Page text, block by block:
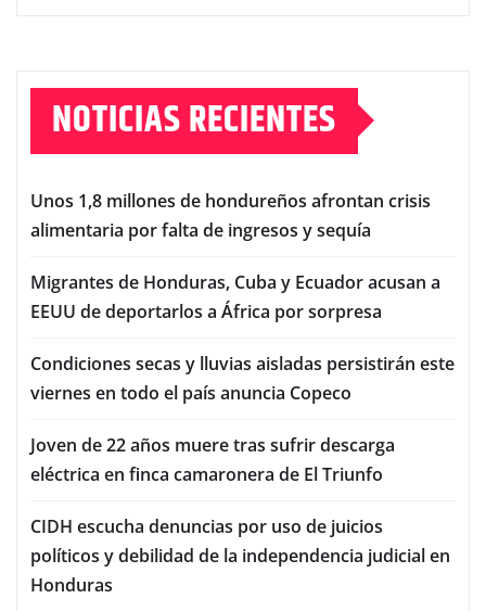
NOTICIAS RECIENTES
Unos 1,8 millones de hondureños afrontan crisis
alimentaria por falta de ingresos y sequía
Migrantes de Honduras, Cuba y Ecuador acusan a
EEUU de deportarlos a África por sorpresa
Condiciones secas y lluvias aisladas persistirán este
viernes en todo el país anuncia Copeco
Joven de 22 años muere tras sufrir descarga
eléctrica en finca camaronera de El Triunfo
CIDH escucha denuncias por uso de juicios
políticos y debilidad de la independencia judicial en
Honduras